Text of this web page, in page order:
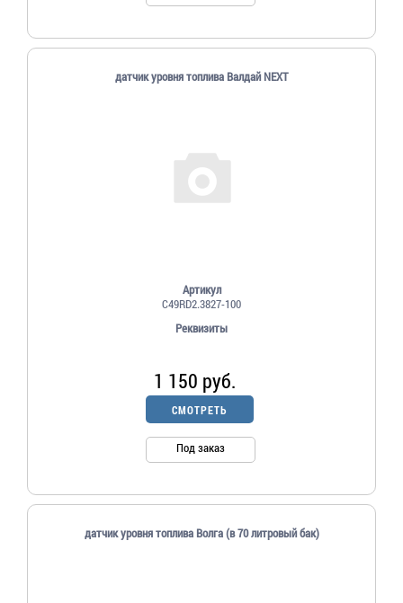
датчик уровня топлива Валдай NEXT
Артикул
С49RD2.3827-100
Реквизиты
1 150 руб.
СМОТРЕТЬ
Под заказ
датчик уровня топлива Волга (в 70 литровый бак)